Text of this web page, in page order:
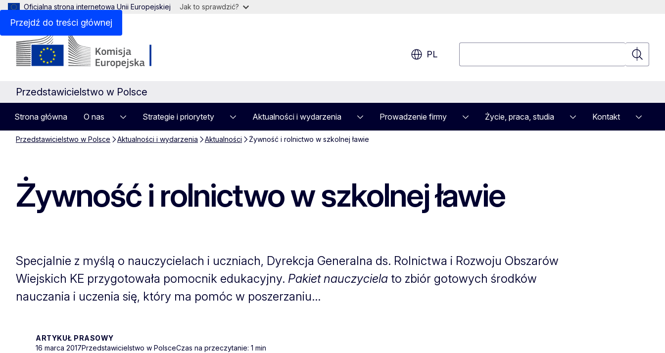
Przejdź do treści głównej
Oficjalna strona internetowa Unii Europejskiej Jak to sprawdzić?
PL
Przedstawicielstwo w Polsce
Strona główna O nas Strategie i priorytety Aktualności i wydarzenia Prowadzenie firmy Życie, praca, studia Kontakt
Przedstawicielstwo w Polsce Aktualności i wydarzenia Aktualności Żywność i rolnictwo w szkolnej ławie
Żywność i rolnictwo w szkolnej ławie
Specjalnie z myślą o nauczycielach i uczniach, Dyrekcja Generalna ds. Rolnictwa i Rozwoju Obszarów
Wiejskich KE przygotowała pomocnik edukacyjny. Pakiet nauczyciela to zbiór gotowych środków
nauczania i uczenia się, który ma pomóc w poszerzaniu...
ARTYKUŁ PRASOWY
16 marca 2017Przedstawicielstwo w PolsceCzas na przeczytanie: 1 min